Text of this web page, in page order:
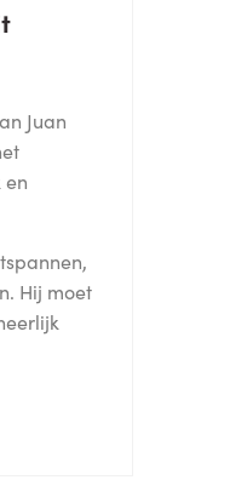
Juan
Hij moet